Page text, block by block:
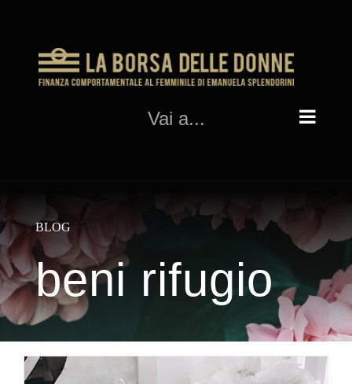
contenuto
Vai a...
BLOG
beni rifugio